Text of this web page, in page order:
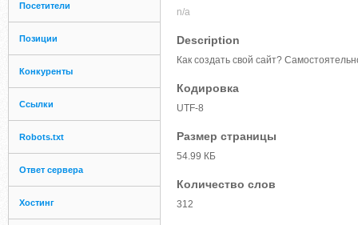
Посетители
Позиции
Конкуренты
Ссылки
Robots.txt
Ответ сервера
Хостинг
n/a
Description
Как создать свой сайт?
Кодировка
UTF-8
Размер страницы
54.99 КБ
Количество слов
312